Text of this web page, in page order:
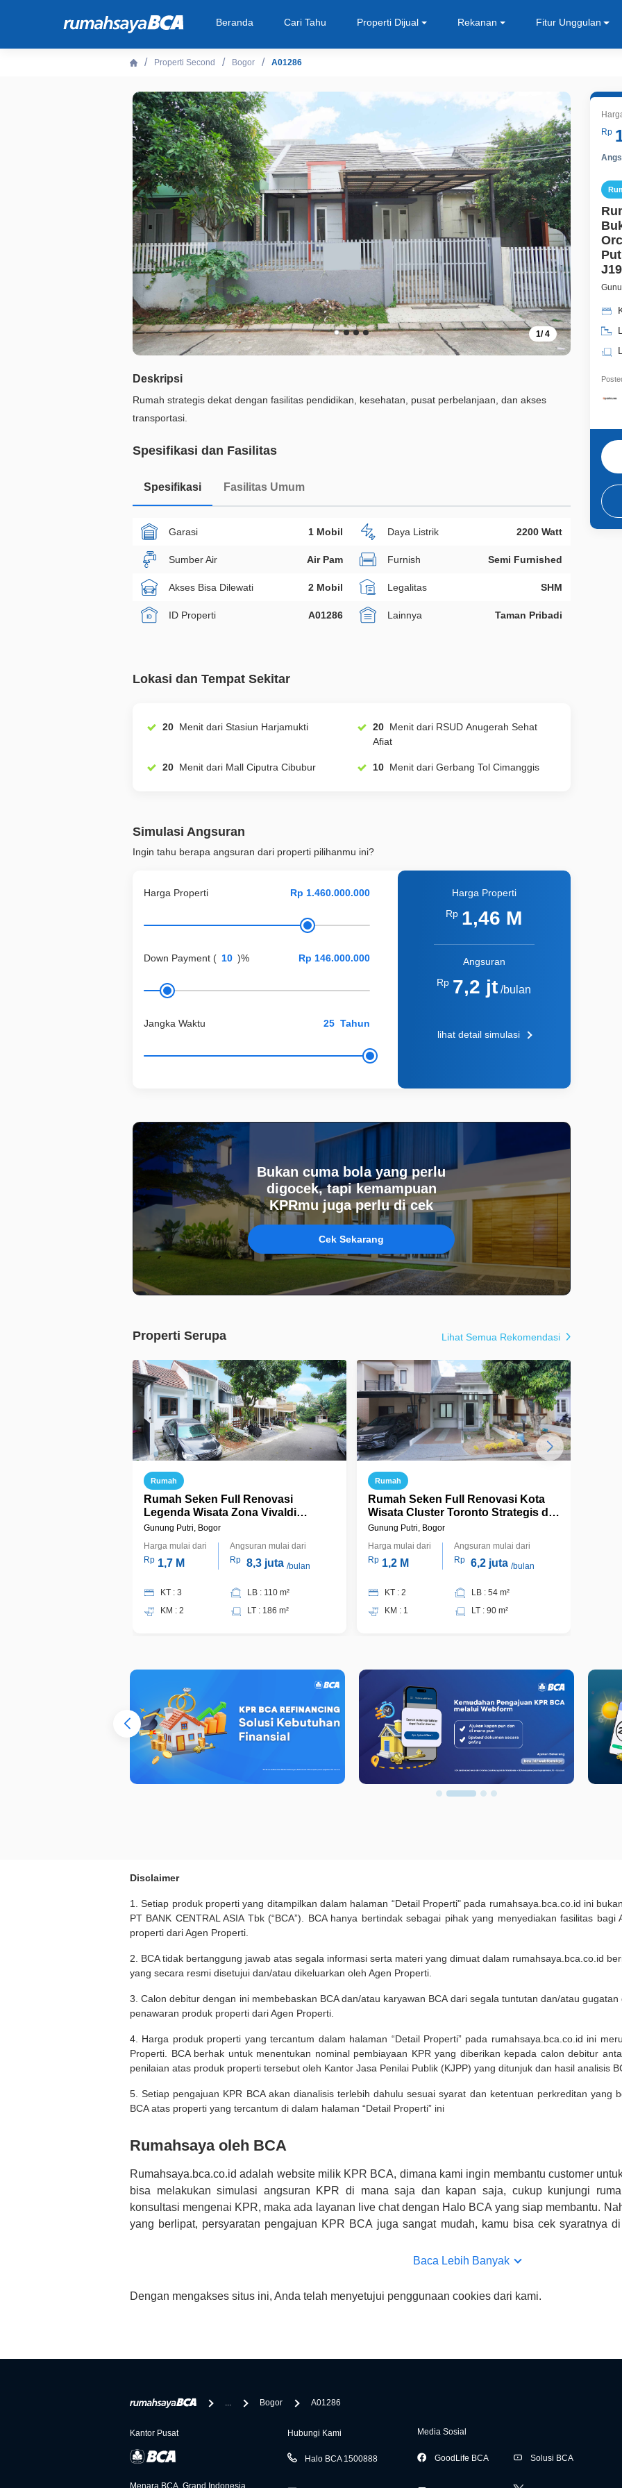
Beranda Cari Tahu Properti Dijual Rekanan Fitur Unggulan
Properti Second Bogor A01286
1/4
Deskripsi
Rumah strategis dekat dengan fasilitas pendidikan, kesehatan, pusat perbelanjaan, dan akses
transportasi.
Spesifikasi dan Fasilitas
Spesifikasi Fasilitas Umum
Garasi 1 Mobil Daya Listrik 2200 Watt
Sumber Air Air Pam Furnish Semi Furnished
Akses Bisa Dilewati 2 Mobil Legalitas SHM
ID Properti A01286 Lainnya Taman Pribadi
Lokasi dan Tempat Sekitar
20 Menit dari Stasiun Harjamukti 20 Menit dari RSUD Anugerah Sehat
Afiat
20 Menit dari Mall Ciputra Cibubur 10 Menit dari Gerbang Tol Cimanggis
Simulasi Angsuran
Ingin tahu berapa angsuran dari properti pilihanmu ini?
Harga Properti
Down Payment ( )%
Jangka Waktu Tahun
Harga Properti
Rp 1,46 M
Angsuran
Rp 7,2 jt /bulan
lihat detail simulasi
Bukan cuma bola yang perlu
digocek, tapi kemampuan
KPRmu juga perlu di cek
Cek Sekarang
Properti Serupa Lihat Semua Rekomendasi
Rumah
Rumah Seken Full Renovasi
Legenda Wisata Zona Vivaldi
Strategis di Gunung Putri Bisa KPR
Gunung Putri, Bogor
Harga mulai dari
Rp 1,7 M
Angsuran mulai dari
Rp 8,3 juta /bulan
KT : 3
KM : 2
LB : 110 m²
LT : 186 m²
Rumah
Rumah Seken Full Renovasi Kota
Wisata Cluster Toronto Strategis di
Cileungsi Bisa KPR Terima Jadi,
Gunung Putri, Bogor
Harga mulai dari
Rp 1,2 M
Angsuran mulai dari
Rp 6,2 juta /bulan
KT : 2
KM : 1
LB : 54 m²
LT : 90 m²
Rp
Disclaimer
1. Setiap produk properti yang ditampilkan dalam halaman “Detail Properti" pada rumahsaya.bca.co.id ini
PT BANK CENTRAL ASIA Tbk (“BCA”). BCA hanya bertindak sebagai pihak yang menyediakan fasilitas
properti dari Agen Properti.
2. BCA tidak bertanggung jawab atas segala informasi serta materi yang dimuat dalam rumahsaya.bca.co.id
yang secara resmi disetujui dan/atau dikeluarkan oleh Agen Properti.
3. Calon debitur dengan ini membebaskan BCA dan/atau karyawan BCA dari segala tuntutan dan/atau
penawaran produk properti dari Agen Properti.
4. Harga produk properti yang tercantum dalam halaman “Detail Properti” pada rumahsaya.bca.co.id ini
Properti. BCA berhak untuk menentukan nominal pembiayaan KPR yang diberikan kepada calon debitur
penilaian atas produk properti tersebut oleh Kantor Jasa Penilai Publik (KJPP) yang ditunjuk dan hasil analisis
5. Setiap pengajuan KPR BCA akan dianalisis terlebih dahulu sesuai syarat dan ketentuan perkreditan yang
BCA atas properti yang tercantum di dalam halaman “Detail Properti” ini
Rumahsaya oleh BCA
Rumahsaya.bca.co.id adalah website milik KPR BCA, dimana kami ingin membantu customer
bisa melakukan simulasi angsuran KPR di mana saja dan kapan saja, cukup kunjungi
konsultasi mengenai KPR, maka ada layanan live chat dengan Halo BCA yang siap membantu.
yang berlipat, persyaratan pengajuan KPR BCA juga sangat mudah, kamu bisa cek syaratnya di
informasi yang rekanan berikan selain yang bisa di verifikasi oleh BCA.
Baca Lebih Banyak
Dengan mengakses situs ini, Anda telah menyetujui penggunaan cookies dari kami.
... Bogor A01286
Kantor Pusat
Menara BCA, Grand Indonesia
Hubungi Kami
Halo BCA 1500888
Media Sosial
GoodLife BCA Solusi BCA